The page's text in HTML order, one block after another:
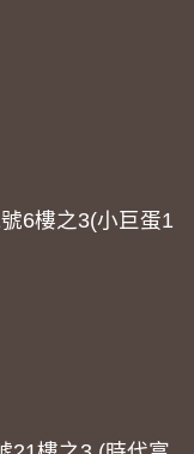
瀏覽及點選資料記
此記錄為內部應
查內容進行統計與
，除供內部研究
本網站絕不會將您
品、服務、活動或
本網站也可以從商
名、電話、住址、
行業等相關資料，
住址、身份證字
關資料，當您註冊
取得您的資料。
時，伺服器自行產
6樓之3(小巨蛋1